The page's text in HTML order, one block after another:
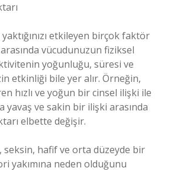
etkileyen birçok faktör
vücudunuzun fiziksel
yoğunluğu, süresi ve
etkinliği bile yer alır. Örneğin,
hızlı ve yoğun bir cinsel ilişki ile
yavaş ve sakin bir ilişki arasında
elbette değişir.
seksin, hafif ve orta düzeyde bir
yakımına neden olduğunu